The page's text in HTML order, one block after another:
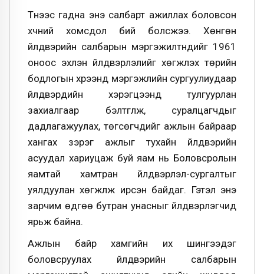
Түүнээс гадна энэ салбарт ажиллах боловсон
хүчний хомсдол бий болсжээ. Хөнгөн
үйлдвэрийн салбарын мэргэжилтнүүдийг 1961
оноос эхлэн үйлдвэрлэлийг хөгжүүлэх төрийн
бодлогын хүрээнд мэргэжлийн сургуулиудаар
үйлдвэрүүдийн хэрэгцээнд тулгуурлан
захиалгаар бэлтгүүлж, суралцагчдыг
дадлагажуулах, төгсөгчдийг ажлын байраар
хангах зэрэг ажлыг тухайн үйлдвэрийн
асуудал хариуцаж буй яам нь Боловсролын
яамтай хамтран үйлдвэрлэл-сургалтыг
уялдуулан хөгжүүлж ирсэн байдаг. Гэтэл энэ
зарчим өдгөө бутран унасныг үйлдвэрлэгчид
ярьж байна.
Ажлын байр хамгийн их шингээдэг
боловсруулах үйлдвэрийн салбарын